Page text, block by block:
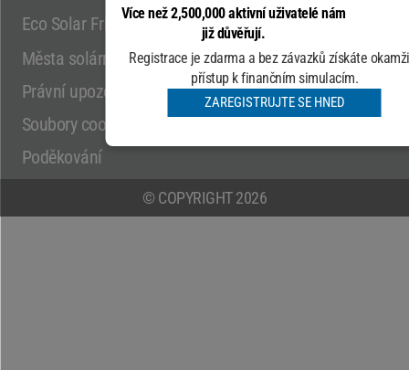
Více než 2,500,000 aktivní uživatelé nám
již důvěřují.
Registrace je zdarma a bez závazků získáte
přístup k finančním simulacím.
ZAREGISTRUJTE SE HNED
Eco Solar Friendly
Města solární
Právní upozornění
Soubory cookie
Poděkování
Sitemap
* Aktivní uživatelé po celém světě
Zdroj: analytics.google.com
© COPYRIGHT 2026